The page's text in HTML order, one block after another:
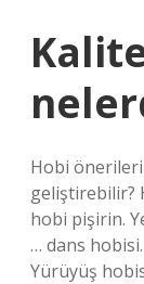
Hobi
geliştirebilir?
hobi pişirin.
… dans
Yürüyüş